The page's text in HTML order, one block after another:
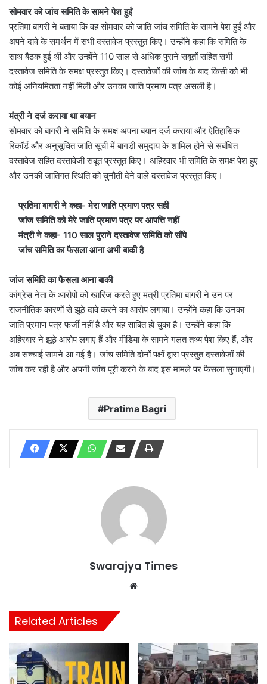
सोमवार को जांच समिति के सामने पेश हुईं
प्रतिमा बागरी ने बताया कि वह सोमवार को जाति जांच समिति के सामने पेश हुईं और
अपने दावे के समर्थन में सभी दस्तावेज प्रस्तुत किए। उन्होंने कहा कि समिति के
साथ बैठक हुई थी और उन्होंने 110 साल से अधिक पुराने सबूतों सहित सभी
दस्तावेज समिति के समक्ष प्रस्तुत किए। दस्तावेजों की जांच के बाद किसी को भी
कोई अनियमितता नहीं मिली और उनका जाति प्रमाण पत्र असली है।
मंत्री ने दर्ज कराया था बयान
सोमवार को बागरी ने समिति के समक्ष अपना बयान दर्ज कराया और ऐतिहासिक
रिकॉर्ड और अनुसूचित जाति सूची में बागड़ी समुदाय के शामिल होने से संबंधित
दस्तावेज सहित दस्तावेजी सबूत प्रस्तुत किए। अहिरवार भी समिति के समक्ष पेश हुए
और उनकी जातिगत स्थिति को चुनौती देने वाले दस्तावेज प्रस्तुत किए।
प्रतिमा बागरी ने कहा- मेरा जाति प्रमाण पत्र सही
जांज समिति को मेरे जाति प्रमाण पत्र पर आपत्ति नहीं
मंत्री ने कहा- 110 साल पुराने दस्तावेज समिति को सौंपे
जांच समिति का फैसला आना अभी बाकी है
जांज समिति का फैसला आना बाकी
कांग्रेस नेता के आरोपों को खारिज करते हुए मंत्री प्रतिमा बागरी ने उन पर
राजनीतिक कारणों से झूठे दावे करने का आरोप लगाया। उन्होंने कहा कि उनका
जाति प्रमाण पत्र फर्जी नहीं है और यह साबित हो चुका है। उन्होंने कहा कि
अहिरवार ने झूठे आरोप लगाए हैं और मीडिया के सामने गलत तथ्य पेश किए हैं, और
अब सच्चाई सामने आ गई है। जांच समिति दोनों पक्षों द्वारा प्रस्तुत दस्तावेजों की
जांच कर रही है और अपनी जांच पूरी करने के बाद इस मामले पर फैसला सुनाएगी।
Pratima Bagri
Swarajya Times
Related Articles